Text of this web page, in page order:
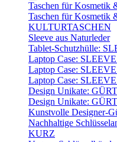
Taschen für Kosmetik
Taschen für Kosmetik
KULTURTASCHEN
Sleeve aus Naturleder
Tablet-Schutzhülle:
Laptop Case:
Laptop Case:
Laptop Case:
Design Unikate:
Design Unikate:
Kunstvolle Designer-
Nachhaltige
KURZ